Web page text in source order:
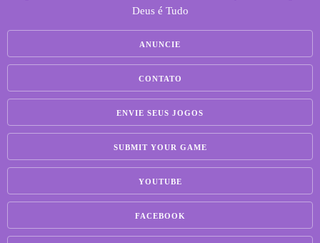
Deus é Tudo
ANUNCIE
CONTATO
ENVIE SEUS JOGOS
SUBMIT YOUR GAME
YOUTUBE
FACEBOOK